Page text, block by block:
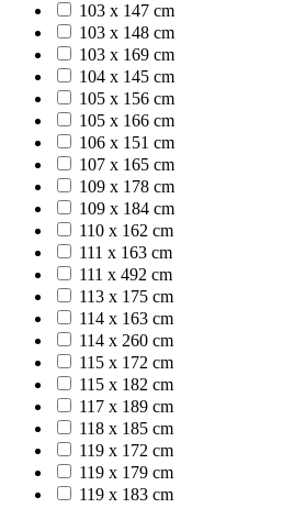
103 x 147 cm
103 x 148 cm
103 x 169 cm
104 x 145 cm
105 x 156 cm
105 x 166 cm
106 x 151 cm
107 x 165 cm
109 x 178 cm
109 x 184 cm
110 x 162 cm
111 x 163 cm
111 x 492 cm
113 x 175 cm
114 x 163 cm
114 x 260 cm
115 x 172 cm
115 x 182 cm
117 x 189 cm
118 x 185 cm
119 x 172 cm
119 x 179 cm
119 x 183 cm